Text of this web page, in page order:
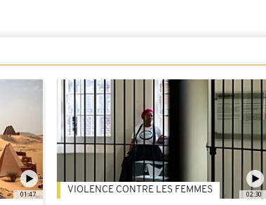
01:47 02:30
VIOLENCE CONTRE LES FEMMES